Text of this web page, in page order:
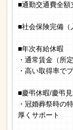
■通勤交通費全額
■社会保険完備（
■年次有給休暇
・通常賃金（所
・高い取得率で
■慶弔休暇/慶弔
・冠婚葬祭時の
厚くサポート